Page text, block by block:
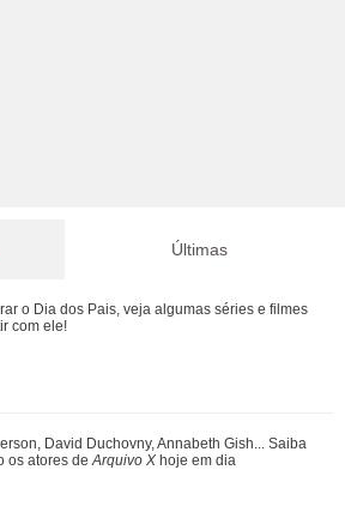
Iuri procurar o anel de Arthur. Veja o resumo
de Quem Ama Cuida
de ideia sobre Omer e o convida para um chá.
dos capítulos de Cor...
Últimas
o Dia dos Pais, veja algumas séries e filmes
com ele!
David Duchovny, Annabeth Gish... Saiba
os atores deArquivo X hoje em dia